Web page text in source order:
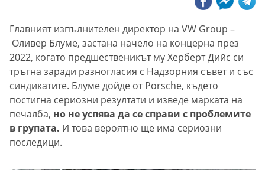
Главният изпълнителен директор на VW Group –
Оливер Блуме, застана начело на концерна през
2022, когато предшественикът му Херберт Дийс си
тръгна заради разногласия с Надзорния съвет и със
синдикатите. Блуме дойде от Porsche, където
постигна сериозни резултати и изведе марката на
печалба, но не успява да се справи с проблемите
в групата. И това вероятно ще има сериозни
последици.